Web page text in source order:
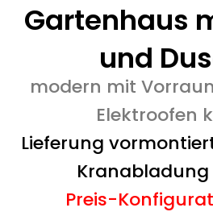
Gartenhaus
und
modern mit
Elektroofen
Lieferung
Kranabladung
Preis-